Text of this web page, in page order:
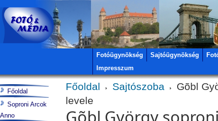
Fotóügynökség Sajtóügynökség
Impresszum
Főoldal Sajtószoba
Gõbl
levele
Főoldal
Soproni Arcok
Anno